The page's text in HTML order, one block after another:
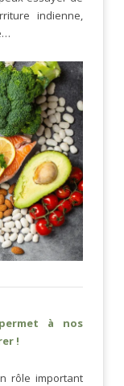
indienne,
à nos
!
rôle important